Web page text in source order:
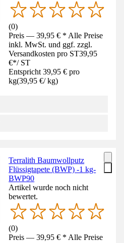
(0)
Preis — 39,95 € * Alle Preise
inkl. MwSt. und ggf. zzgl.
Versandkosten pro ST39,95
€*/ ST
Entspricht 39,95 € pro
kg(39,95 €/ kg)
Terralith Baumwollputz
Flüssigtapete (BWP) -1 kg-
BWP90
Artikel wurde noch nicht
bewertet.
(0)
Preis — 39,95 € * Alle Preise